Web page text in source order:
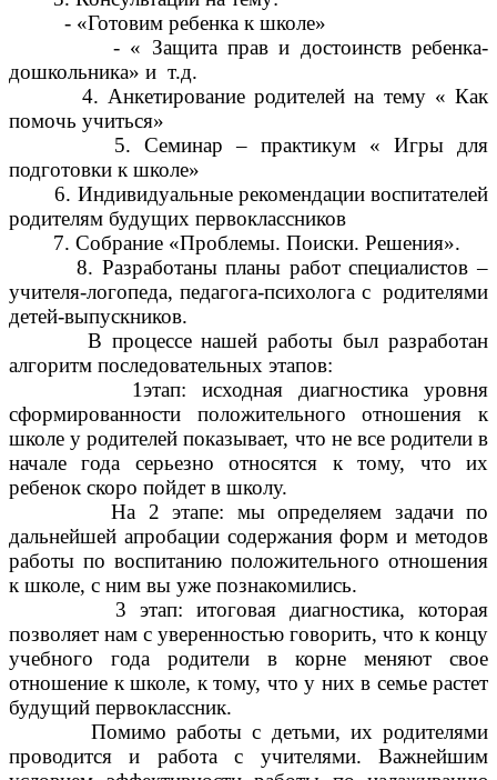
- «Готовим ребенка к школе»
- « Защита прав и достоинств ребенка-
дошкольника» и т.д.
4. Анкетирование родителей на тему « Как
помочь учиться»
5. Семинар – практикум « Игры для
подготовки к школе»
6. Индивидуальные рекомендации воспитателей
родителям будущих первоклассников
7. Собрание «Проблемы. Поиски. Решения».
8. Разработаны планы работ специалистов –
учителя-логопеда, педагога-психолога с родителями
детей-выпускников.
В процессе нашей работы был разработан
алгоритм последовательных этапов:
1этап: исходная диагностика уровня
сформированности положительного отношения к
школе у родителей показывает, что не все родители в
начале года серьезно относятся к тому, что их
ребенок скоро пойдет в школу.
На 2 этапе: мы определяем задачи по
дальнейшей апробации содержания форм и методов
работы по воспитанию положительного отношения
к школе, с ним вы уже познакомились.
3 этап: итоговая диагностика, которая
позволяет нам с уверенностью говорить, что к концу
учебного года родители в корне меняют свое
отношение к школе, к тому, что у них в семье растет
будущий первоклассник.
Помимо работы с детьми, их родителями
проводится и работа с учителями. Важнейшим